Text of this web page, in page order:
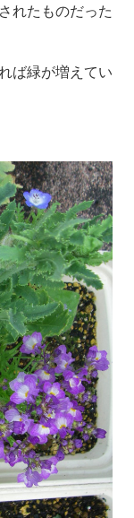
れたものだった
ば緑が増えてい